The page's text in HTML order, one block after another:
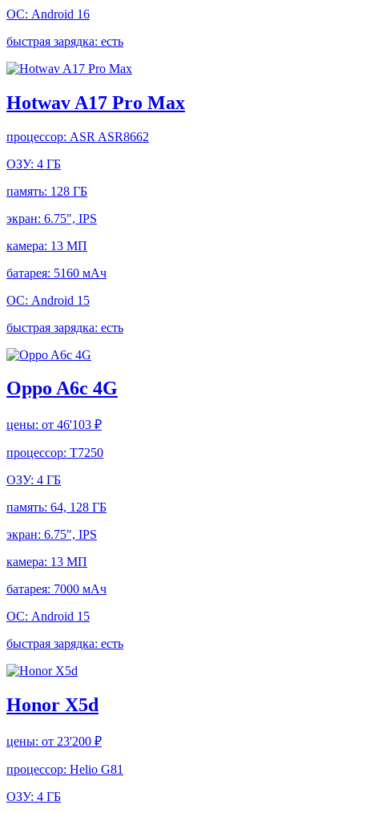
ОС: Android 16
быстрая зарядка: есть
Hotwav A17 Pro Max
процессор: ASR ASR8662
ОЗУ: 4 ГБ
память: 128 ГБ
экран: 6.75", IPS
камера: 13 МП
батарея: 5160 мАч
ОС: Android 15
быстрая зарядка: есть
Oppo A6c 4G
цены: от 46'103 ₽
процессор: T7250
ОЗУ: 4 ГБ
память: 64, 128 ГБ
экран: 6.75", IPS
камера: 13 МП
батарея: 7000 мАч
ОС: Android 15
быстрая зарядка: есть
Honor X5d
цены: от 23'200 ₽
процессор: Helio G81
ОЗУ: 4 ГБ